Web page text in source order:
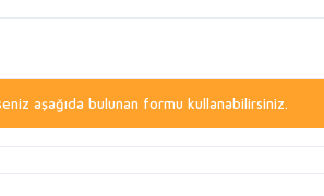
aşağıda bulunan formu kullanabilirsiniz.